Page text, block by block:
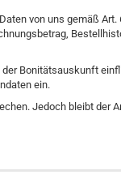
von uns gemäß
Bonitätsauskunft
ein.
Jedoch bleibt